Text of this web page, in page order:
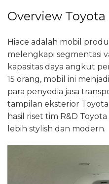
Overview Toyota
Hiace adalah mobil
melengkapi segmentasi
kapasitas daya angkut
15 orang, mobil ini
para penyedia jasa
tampilan eksterior
hasil riset tim R&D
lebih stylish dan modern.